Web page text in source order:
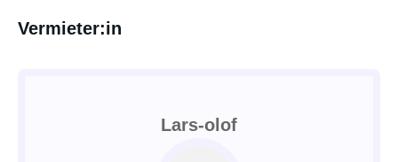
Vermieter:in
Lars-olof